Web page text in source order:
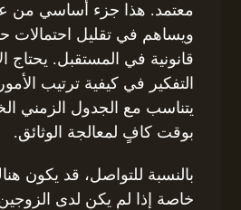
معتمد. هذا جزء أساسي من
ويساهم في تقليل
قانونية في المستقبل. يحتاج
التفكير في كيفية ترتيب الأمور
يتناسب مع الجدول الزمني
بوقت كافٍ لمعالجة الوثائق.
بالنسبة للتواصل، قد يكون
خاصة إذا لم يكن لدى